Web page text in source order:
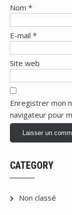
Nom *
E-mail *
Site web
Enregistrer mon
navigateur pour
CATEGORY
Non classé